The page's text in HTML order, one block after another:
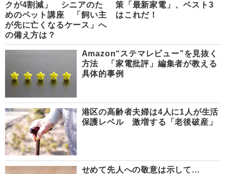
クが4割減」 シニアのた
めのペット講座 「飼い主
が先に亡くなるケース」へ
の備え方は？
策「最新家電」、ベスト3
はこれだ！
Amazon“ステマレビュー”を見抜く
方法 「家電批評」編集者が教える
具体的事例
港区の高齢者夫婦は4人に1人が生活
保護レベル 激増する「老後破産」
せめて先人への敬意は示して…